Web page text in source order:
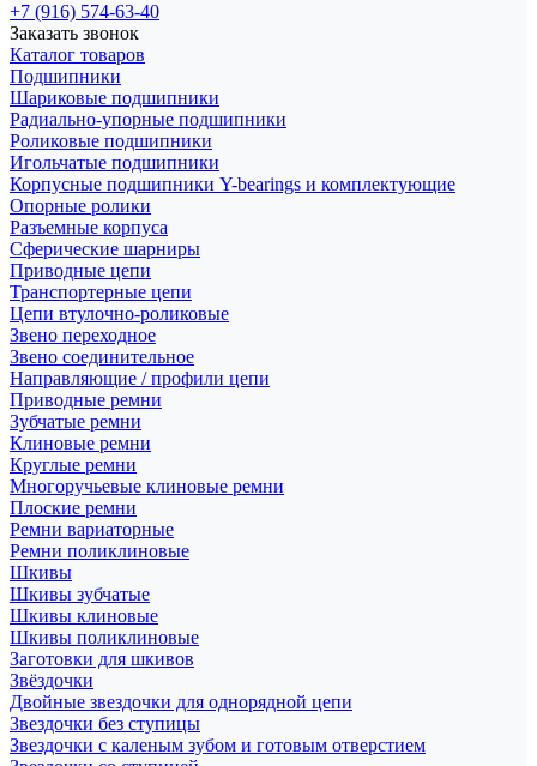
+7 (916) 574-63-40
Заказать звонок
Каталог товаров
Подшипники
Шариковые подшипники
Радиально-упорные подшипники
Роликовые подшипники
Игольчатые подшипники
Корпусные подшипники Y-bearings и комплектующие
Опорные ролики
Разъемные корпуса
Сферические шарниры
Приводные цепи
Транспортерные цепи
Цепи втулочно-роликовые
Звено переходное
Звено соединительное
Направляющие / профили цепи
Приводные ремни
Зубчатые ремни
Клиновые ремни
Круглые ремни
Многоручьевые клиновые ремни
Плоские ремни
Ремни вариаторные
Ремни поликлиновые
Шкивы
Шкивы зубчатые
Шкивы клиновые
Шкивы поликлиновые
Заготовки для шкивов
Звёздочки
Двойные звездочки для однорядной цепи
Звездочки без ступицы
Звездочки с каленым зубом и готовым отверстием